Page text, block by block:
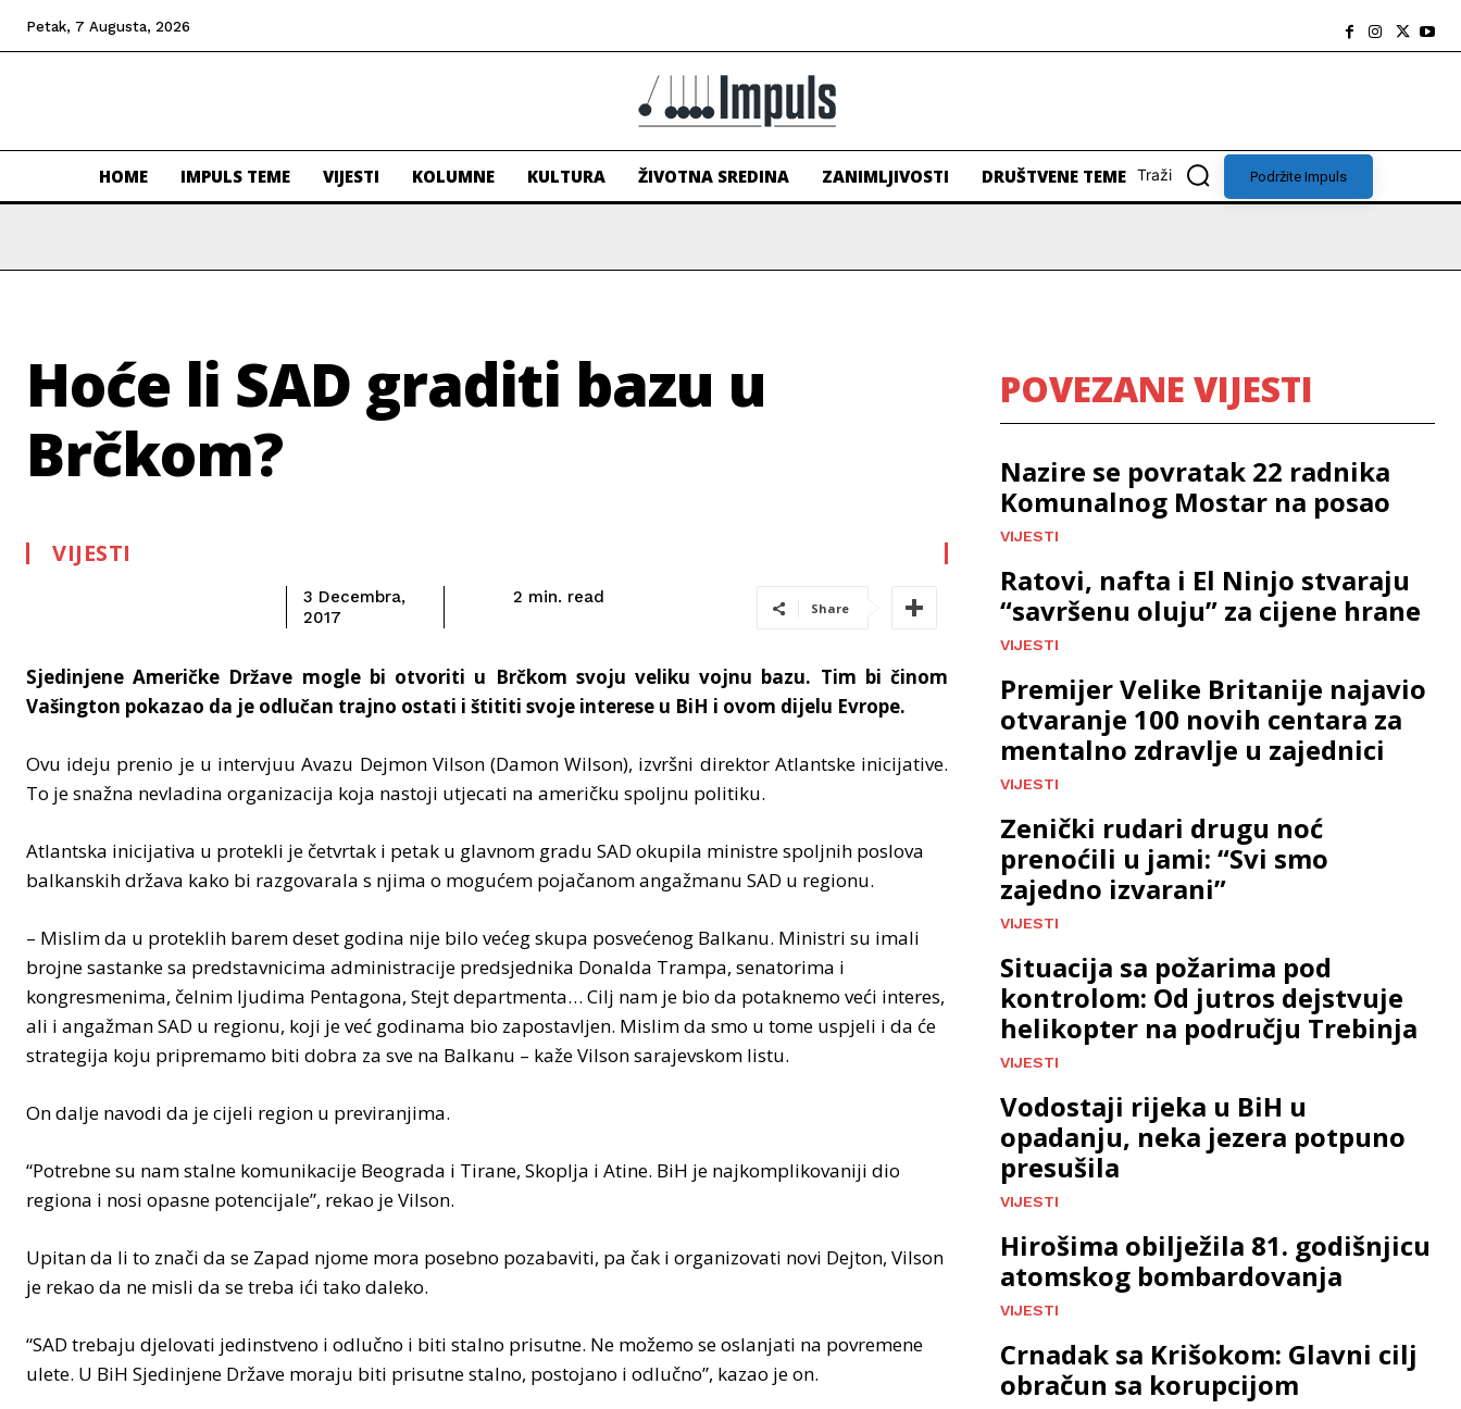
Petak, 7 Augusta, 2026
HOME IMPULS TEME VIJESTI KOLUMNE KULTURA ŽIVOTNA SREDINA ZANIMLJIVOSTI DRUŠTVENE TEME Traži Podržite Impuls
Hoće li SAD graditi bazu u
Brčkom?
VIJESTI
3 Decembra,
2017
2 min. read
Share
Sjedinjene Američke Države mogle bi otvoriti u Brčkom svoju veliku vojnu bazu. Tim bi činom
Vašington pokazao da je odlučan trajno ostati i štititi svoje interese u BiH i ovom dijelu Evrope.
Ovu ideju prenio je u intervjuu Avazu Dejmon Vilson (Damon Wilson), izvršni direktor Atlantske inicijative.
To je snažna nevladina organizacija koja nastoji utjecati na američku spoljnu politiku.
Atlantska inicijativa u protekli je četvrtak i petak u glavnom gradu SAD okupila ministre spoljnih poslova
balkanskih država kako bi razgovarala s njima o mogućem pojačanom angažmanu SAD u regionu.
– Mislim da u proteklih barem deset godina nije bilo većeg skupa posvećenog Balkanu. Ministri su imali
brojne sastanke sa predstavnicima administracije predsjednika Donalda Trampa, senatorima i
kongresmenima, čelnim ljudima Pentagona, Stejt departmenta… Cilj nam je bio da potaknemo veći interes,
ali i angažman SAD u regionu, koji je već godinama bio zapostavljen. Mislim da smo u tome uspjeli i da će
strategija koju pripremamo biti dobra za sve na Balkanu – kaže Vilson sarajevskom listu.
On dalje navodi da je cijeli region u previranjima.
“Potrebne su nam stalne komunikacije Beograda i Tirane, Skoplja i Atine. BiH je najkomplikovaniji dio
regiona i nosi opasne potencijale”, rekao je Vilson.
Upitan da li to znači da se Zapad njome mora posebno pozabaviti, pa čak i organizovati novi Dejton, Vilson
je rekao da ne misli da se treba ići tako daleko.
“SAD trebaju djelovati jedinstveno i odlučno i biti stalno prisutne. Ne možemo se oslanjati na povremene
ulete. U BiH Sjedinjene Države moraju biti prisutne stalno, postojano i odlučno”, kazao je on.
POVEZANE VIJESTI
Nazire se povratak 22 radnika
Komunalnog Mostar na posao
VIJESTI
Ratovi, nafta i El Ninjo stvaraju
“savršenu oluju” za cijene hrane
VIJESTI
Premijer Velike Britanije najavio
otvaranje 100 novih centara za
mentalno zdravlje u zajednici
VIJESTI
Zenički rudari drugu noć
prenoćili u jami: “Svi smo
zajedno izvarani”
VIJESTI
Situacija sa požarima pod
kontrolom: Od jutros dejstvuje
helikopter na području Trebinja
VIJESTI
Vodostaji rijeka u BiH u
opadanju, neka jezera potpuno
presušila
VIJESTI
Hirošima obilježila 81. godišnjicu
atomskog bombardovanja
VIJESTI
Crnadak sa Krišokom: Glavni cilj
obračun sa korupcijom